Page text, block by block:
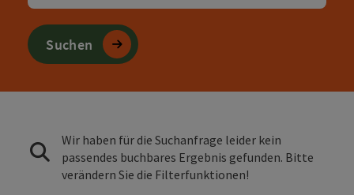
Suchen
Wir haben für die Suchanfrage leider kein
passendes buchbares Ergebnis gefunden. Bitte
verändern Sie die Filterfunktionen!